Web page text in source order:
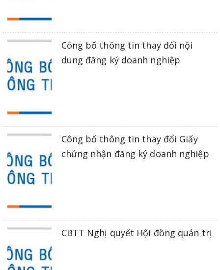
Công bố thông tin thay đổi nội
dung đăng ký doanh nghiệp
Công bố thông tin thay đổi Giấy
chứng nhận đăng ký doanh nghiệp
CBTT Nghị quyết Hội đồng quản trị